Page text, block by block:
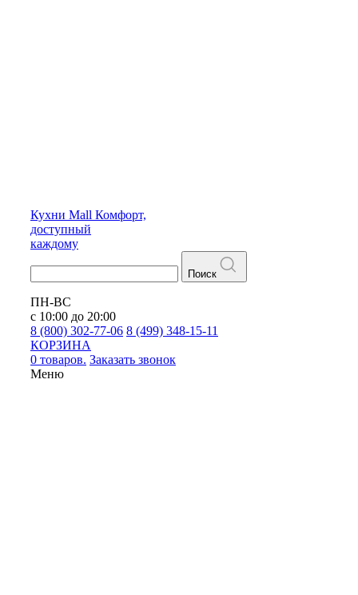
Кухни Mall Комфорт,
доступный
каждому
Поиск
ПН-ВС
с 10:00 до 20:00
8 (800) 302-77-06 8 (499) 348-15-11
КОРЗИНА
0 товаров. Заказать звонок
Меню